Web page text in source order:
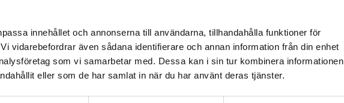
innehållet och annonserna till användarna, tillhandahålla funktioner för
vidarebefordrar även sådana identifierare och annan information från din enhet
som vi samarbetar med. Dessa kan i sin tur kombinera informationen
eller som de har samlat in när du har använt deras tjänster.